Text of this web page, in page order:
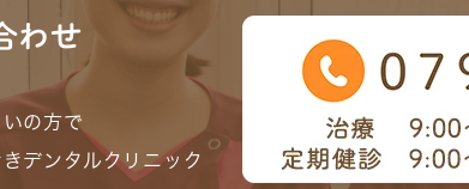
わせ
の方で
デンタルクリニック